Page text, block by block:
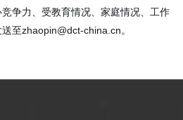
争力、受教育情况、家庭情况、工作
至zhaopin@dct-china.cn。